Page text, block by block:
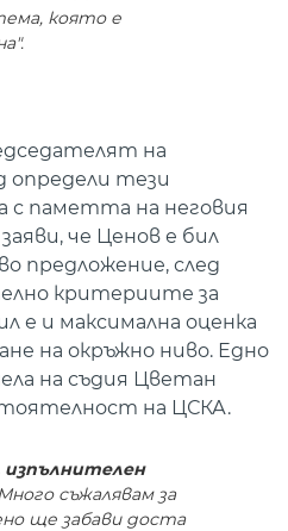
която е
на
определи тези
с паметта на неговия
че Ценов е бил
предложение, след
критериите за
е и максимална оценка
на окръжно ниво. Едно
на съдия Цветан
на ЦСКА.
изпълнителен
съжалявам за
ще забави доста